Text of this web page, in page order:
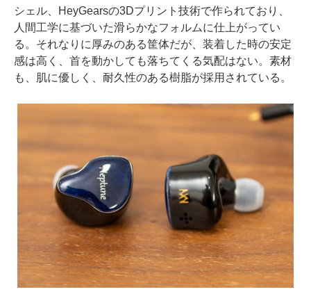
シェル、HeyGearsの3Dプリント技術で作られており、
人間工学に基づいた滑らかなフォルムに仕上がってい
る。それなりに厚みのある筐体だが、装着した時の安定
感は高く、首を動かしても落ちてくる気配はない。素材
も、肌に優しく、耐久性のある樹脂が採用されている。